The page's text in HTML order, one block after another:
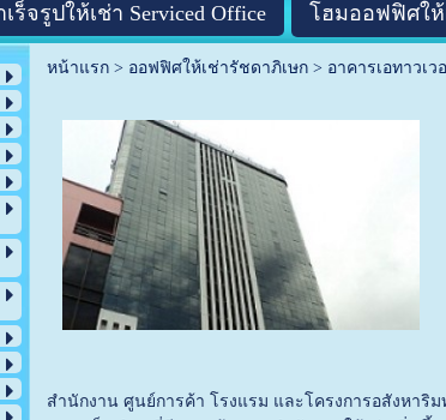
ร็จรูปให้เช่า Serviced Office โฮมออฟฟิศให้
หน้าแรก> ออฟฟิศให้เช่ารัชดาภิเษก> อาคารเอทาวเว
สำนักงาน ศูนย์การค้า โรงแรม และโครงการอสังหา